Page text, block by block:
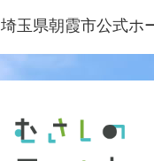
埼玉県朝霞市公式ホ